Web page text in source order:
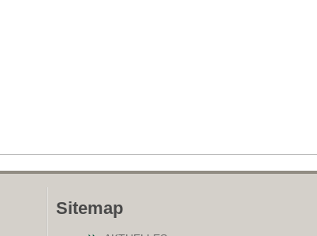
Sitemap